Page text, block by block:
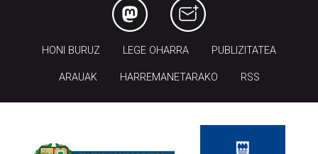
HONI BURUZ LEGE OHARRA PUBLIZITATEA
ARAUAK HARREMANETARAKO RSS